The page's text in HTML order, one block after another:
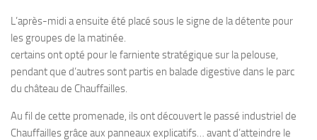
L’après-midi a ensuite été placé sous le signe de la détente pour
les groupes de la matinée.
certains ont opté pour le farniente stratégique sur la pelouse,
pendant que d’autres sont partis en balade digestive dans le parc
du château de Chauffailles.
Au fil de cette promenade, ils ont découvert le passé industriel de
Chauffailles grâce aux panneaux explicatifs… avant d’atteindre le